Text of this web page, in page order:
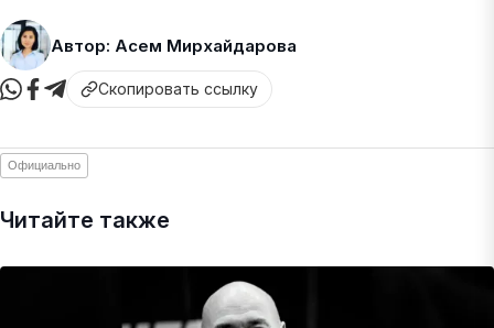
Автор: Асем Мирхайдарова
Скопировать ссылку
Официально
Читайте также